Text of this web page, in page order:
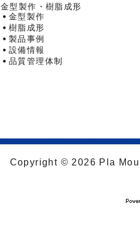
金型製作・樹脂成形
金型製作
樹脂成形
製品事例
設備情報
品質管理体制
Copyright © 2026 Pla